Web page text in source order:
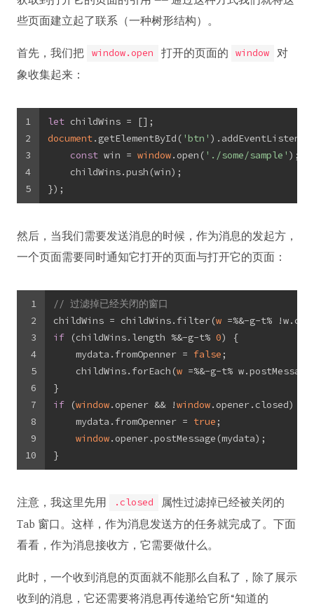
些页面建立起了联系（一种树形结构）。
首先，我们把 window.open 打开的页面的 window
对
象收集起来：
1
2
3
4
5
let childWins = [];
document.getElementById( 'btn'
const win = window.open( './some/sample' );
    childWins.push(win);
});
然后，当我们需要发送消息的时候，作为消息的发起方，
一个页面需要同时通知它打开的页面与打开它的页面：
1
2
3
4
5
6
7
8
9
10
// 过滤掉已经关闭的窗口
childWins = childWins.filter(w =%&-g-t%
if (childWins.length %&-g-t% 0) {
    mydata.fromOpenner =
false ;
    childWins.forEach(
w =%&-g-t%
}
if (window.opener && !window.opener.closed) {
    mydata.fromOpenner =
true ;
window.opener.postMessage(mydata);
}
注意，我这里先用 .closed
属性过滤掉已经被关闭的
Tab 窗口。这样，作为消息发送方的任务就完成了。下面
看看，作为消息接收方，它需要做什么。
此时，一个收到消息的页面就不能那么自私了，除了展示
收到的消息，它还需要将消息再传递给它所“知道的